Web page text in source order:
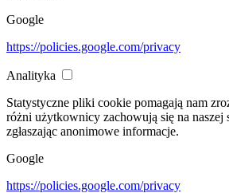
Google
https://policies.google.com/privacy
Analityka
Statystyczne pliki cookie pomagają nam
różni użytkownicy zachowują się na naszej
zgłaszając anonimowe informacje.
Google
https://policies.google.com/privacy